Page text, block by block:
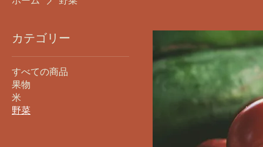
カテゴリー
すべての商品
果物
米
野菜